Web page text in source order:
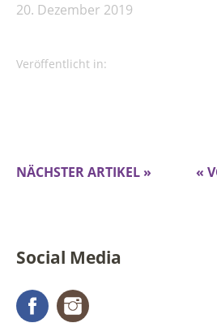
20. Dezember 2019
Veröffentlicht in:
NÄCHSTER ARTIKEL » «
Social Media
Facebook